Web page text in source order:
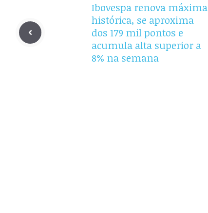
Ibovespa renova máxima
histórica, se aproxima
dos 179 mil pontos e
acumula alta superior a
8% na semana